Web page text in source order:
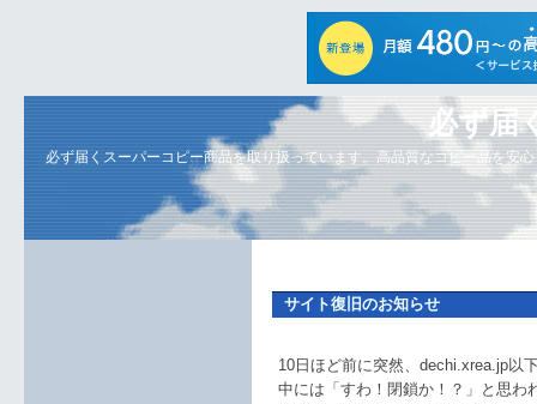
必ず届
必ず届くスーパーコピー商品を取り扱っています。高品質なコピー品を安
サイト復旧のお知らせ
10日ほど前に突然、dechi.xrea.jp以
中には「すわ！閉鎖か！？」と思わ